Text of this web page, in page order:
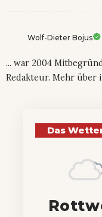
Wolf-Dieter Bojus
... war 2004
Redakteur. Mehr über
Das